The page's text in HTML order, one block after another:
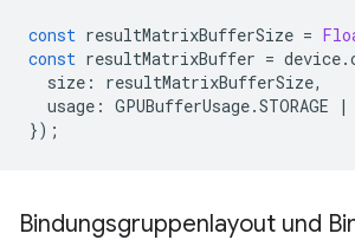
const resultMatrixBufferSize =
const resultMatrixBuffer = device.
size : resultMatrixBufferSize,
usage : GPUBufferUsage.STORAGE |
});
Bindungsgruppenlayout und